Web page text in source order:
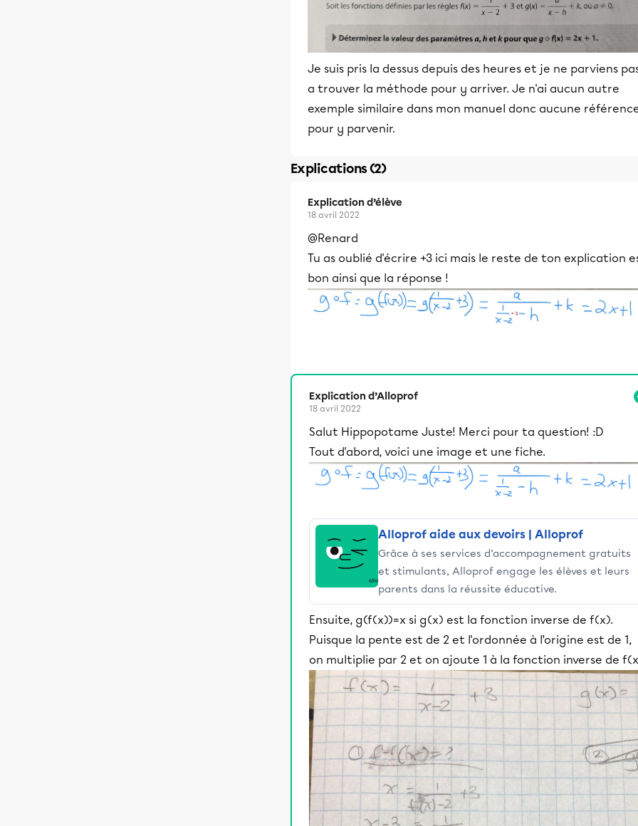
Je suis pris la dessus depuis des heures et je ne parviens
a trouver la méthode pour y arriver. Je n'ai aucun autre
exemple similaire dans mon manuel donc aucune
pour y parvenir.
Explications (2)
Explication d’élève
18 avril 2022
@Renard
Tu as oublié d'écrire +3 ici mais le reste de ton explication
bon ainsi que la réponse !
Explication d’Alloprof
18 avril 2022
Salut Hippopotame Juste! Merci pour ta question! :D
Tout d'abord, voici une image et une fiche.
Alloprof aide aux devoirs | Alloprof
Grâce à ses services d’accompagnement gratuits
et stimulants, Alloprof engage les élèves et leurs
parents dans la réussite éducative.
Ensuite, g(f(x))=x si g(x) est la fonction inverse de f(x).
Puisque la pente est de 2 et l'ordonnée à l’origine est de 1,
on multiplie par 2 et on ajoute 1 à la fonction inverse de